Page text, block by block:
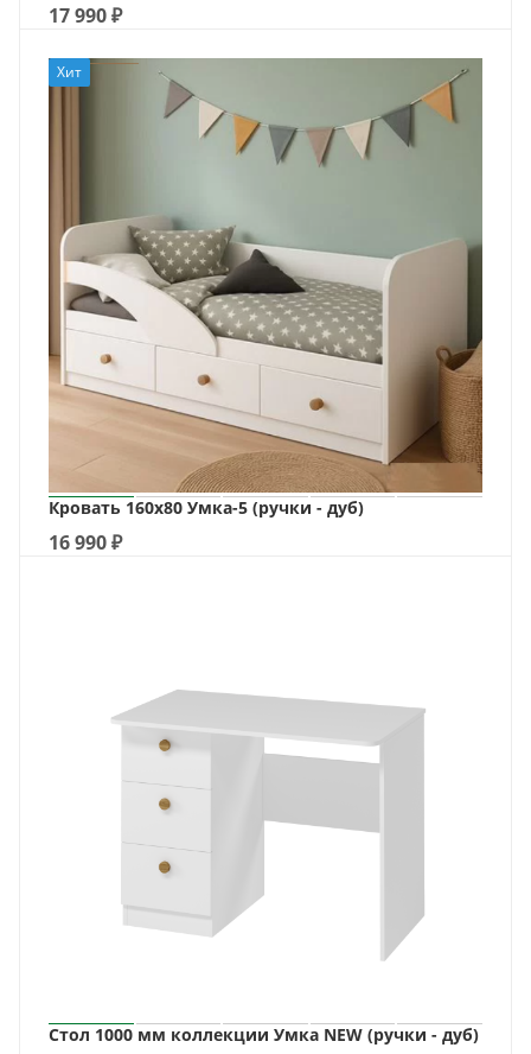
17 990₽
Хит
Кровать 160х80 Умка-5 (ручки - дуб)
16 990₽
Стол 1000 мм коллекции Умка NEW (ручки - дуб)